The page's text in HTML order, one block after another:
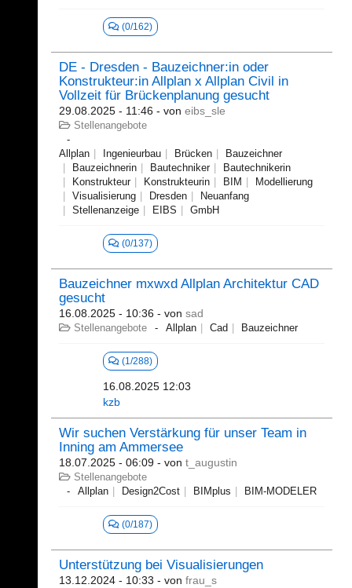
(0/162)
DE - Dresden - Bauzeichner:in oder
Konstrukteur:in Allplan x Allplan Civil in
Vollzeit für Brückenplanung gesucht
29.08.2025 - 11:46 - von eibs_sle
Stellenangebote
Allplan Ingenieurbau Brücken
Bauzeichner
Bauzeichnerin
Bautechniker
Bautechnikerin
Konstrukteur
Konstrukteurin BIM
Modellierung
Visualisierung
Dresden
Neuanfang
Stellenanzeige
EIBS GmbH
(0/137)
Bauzeichner mxwxd Allplan Architektur CAD
gesucht
16.08.2025 - 10:36 - von sad
Stellenangebote Allplan Cad Bauzeichner
(1/288)
16.08.2025 12:03
kzb
Wir suchen Verstärkung für unser Team in
Inning am Ammersee
18.07.2025 - 06:09 - von t_augustin
Stellenangebote
Allplan
Design2Cost BIMplus BIM-MODELER
(0/187)
Unterstützung bei Visualisierungen
13.12.2024 - 10:33 - von frau_s